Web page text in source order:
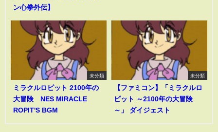
ン心拳外伝】
未分類
ミラクルロピット 2100年の
大冒険 NES MIRACLE
ROPIT'S BGM
未分類
【ファミコン】「ミラクルロ
ピット ～2100年の大冒険
～」 ダイジェスト